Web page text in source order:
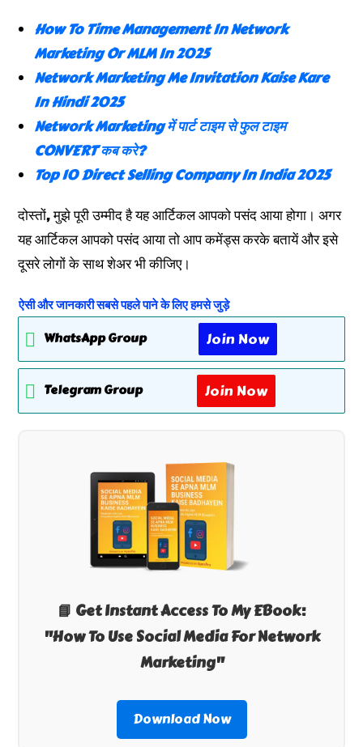
How To Time Management In Network
Marketing Or MLM In 2025
Network Marketing Me Invitation Kaise Kare
In Hindi 2025
Network Marketing में पार्ट टाइम से फुल टाइम
CONVERT कब करे?
Top 10 Direct Selling Company In India 2025
दोस्तों, मुझे पूरी उम्मीद है यह आर्टिकल आपको पसंद आया होगा। अगर
यह आर्टिकल आपको पसंद आया तो आप कमेंड्स करके बतायें और इसे
दूसरे लोगों के साथ शेअर भी कीजिए।
ऐसी और जानकारी सबसे पहले पाने के लिए हमसे जुड़े
WhatsApp Group
Join Now
Telegram Group Join Now
📘 Get Instant Access To My EBook:
"How To Use Social Media For Network
Marketing"
Download Now